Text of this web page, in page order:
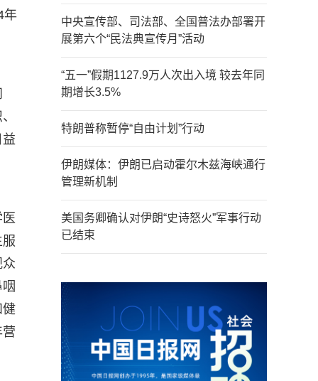
年
健
中央宣传部、司法部、全国普法办部署开
展第六个“民法典宣传月”活动
“五一”假期1127.9万人次出入境 较去年同
期增长3.5%
特朗普称暂停“自由计划”行动
伊朗媒体：伊朗已启动霍尔木兹海峡通行
管理新机制
美国务卿确认对伊朗“史诗怒火”军事行动
已结束